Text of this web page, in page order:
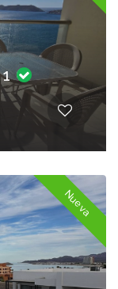
1
Nueva